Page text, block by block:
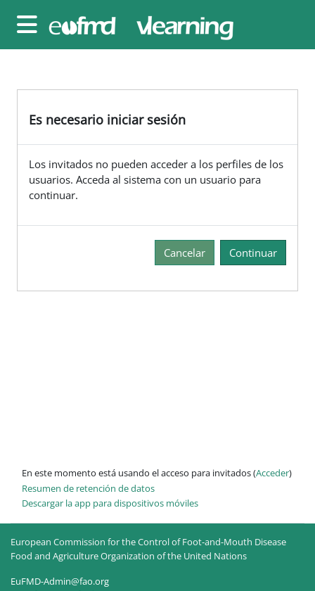
Panel lateral
Es necesario iniciar sesión
Los invitados no pueden acceder a los perfiles de los
usuarios. Acceda al sistema con un usuario para
continuar.
Cancelar Continuar
En este momento está usando el acceso para invitados (Acceder)
Resumen de retención de datos
Descargar la app para dispositivos móviles
European Commission for the Control of Foot-and-Mouth Disease
Food and Agriculture Organization of the United Nations
EuFMD-Admin@fao.org